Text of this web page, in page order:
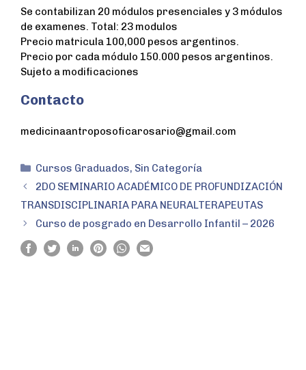
Se contabilizan 20 módulos presenciales y 3 módulos
de examenes. Total: 23 modulos
Precio matricula 100,000 pesos argentinos.
Precio por cada módulo 150.000 pesos argentinos.
Sujeto a modificaciones
Contacto
medicinaantroposoficarosario@gmail.com
Cursos Graduados, Sin Categoría
2DO SEMINARIO ACADÉMICO DE PROFUNDIZACIÓN
TRANSDISCIPLINARIA PARA NEURALTERAPEUTAS
Curso de posgrado en Desarrollo Infantil – 2026